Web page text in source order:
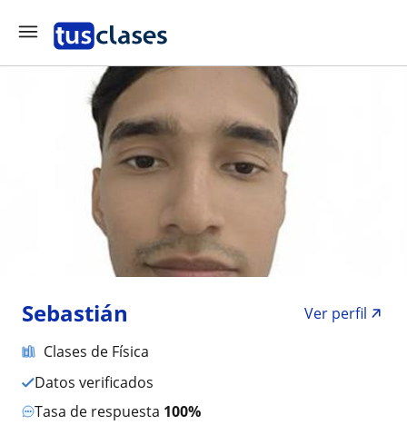
Sebastián
Ver perfil
Clases de Física
Datos verificados
Tasa de respuesta 100%